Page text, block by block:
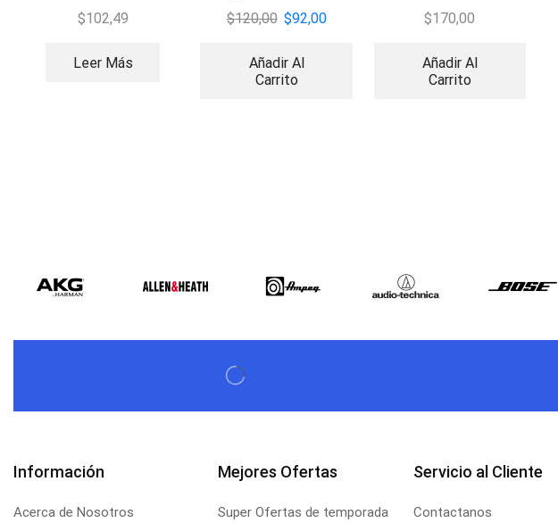
$102,49
Leer Más
$120,00 $92,00
Añadir Al
Carrito
$170,00
Añadir Al
Carrito
Información
Acerca de Nosotros
Mejores Ofertas
Super Ofertas de temporada
Servicio al Cliente
Contactanos